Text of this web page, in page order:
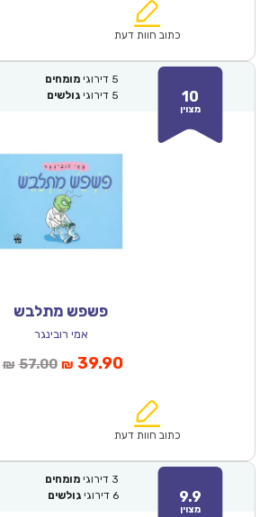
₪61.00.
הוא:
כתוב חוות דעת
10
מצוין
5 דירוגי מומחים
5 דירוגי גולשים
פשפש מתלבש
אמי רובינגר
₪ 57.00המחיר
₪57.00.
₪ 39.90המחיר
הוא:
כתוב חוות דעת
9.9
מצוין
3 דירוגי מומחים
6 דירוגי גולשים